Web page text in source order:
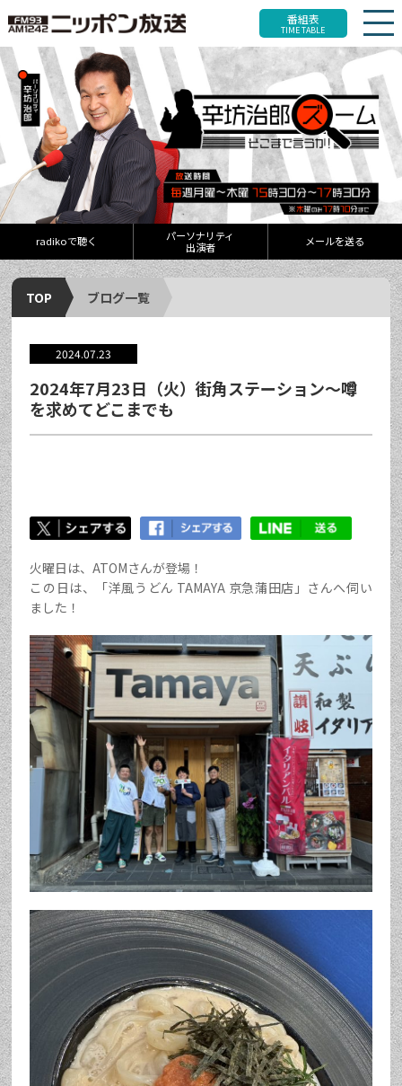
番組表
TIME TABLE
radikoで聴く
パーソナリティ
出演者
メールを送る
TOP ブログ一覧
2024.07.23
2024年7月23日（火）街角ステーション～噂
を求めてどこまでも
火曜日は、ATOMさんが登場！
この日は、「洋風うどん TAMAYA 京急蒲田店」さんへ伺い
ました！